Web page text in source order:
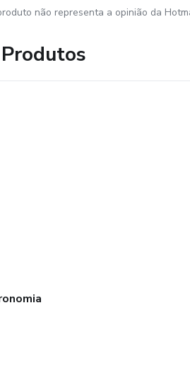
não representa a opinião da